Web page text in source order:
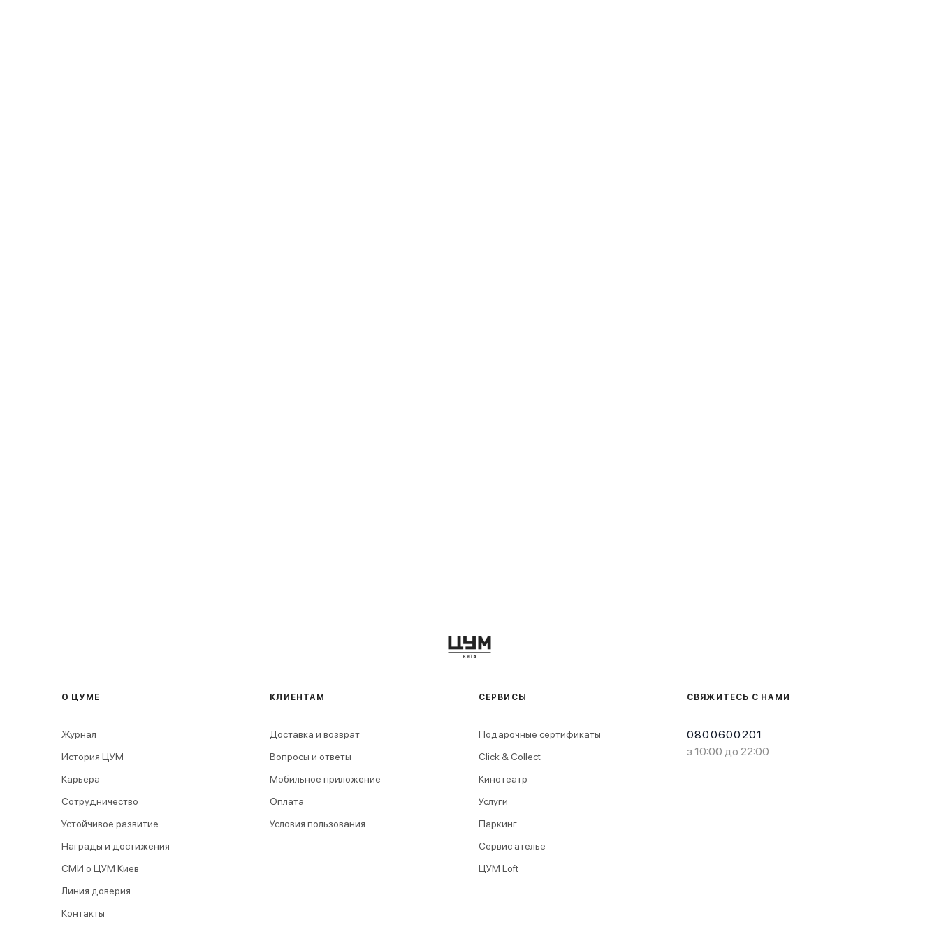
СВЯЖИТЕСЬ С НАМИ
0800600201
з 10:00 до 22:00
О ЦУМЕ
Журнал
История ЦУМ
Карьера
Сотрудничество
Устойчивое развитие
Награды и достижения
СМИ о ЦУМ Киев
Линия доверия
Контакты
КЛИЕНТАМ
Доставка и возврат
Вопросы и ответы
Мобильное приложение
Оплата
Условия пользования
СЕРВИСЫ
Подарочные сертификаты
Click & Collect
Кинотеатр
Услуги
Паркинг
Сервис ателье
ЦУМ Loft